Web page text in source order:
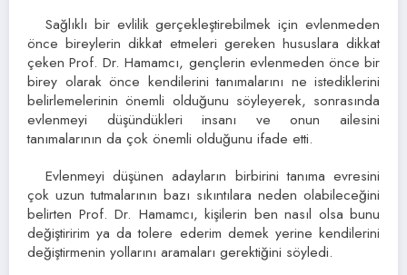
Sağlıklı bir evlilik gerçekleştirebilmek için evlenmeden
önce bireylerin dikkat etmeleri gereken hususlara dikkat
çeken Prof. Dr. Hamamcı, gençlerin evlenmeden önce bir
birey olarak önce kendilerini tanımalarını ne istediklerini
belirlemelerinin önemli olduğunu söyleyerek, sonrasında
evlenmeyi düşündükleri insanı ve onun ailesini
tanımalarının da çok önemli olduğunu ifade etti.
Evlenmeyi düşünen adayların birbirini tanıma evresini
çok uzun tutmalarının bazı sıkıntılara neden olabileceğini
belirten Prof. Dr. Hamamcı, kişilerin ben nasıl olsa bunu
değiştiririm ya da tolere ederim demek yerine kendilerini
değiştirmenin yollarını aramaları gerektiğini söyledi.